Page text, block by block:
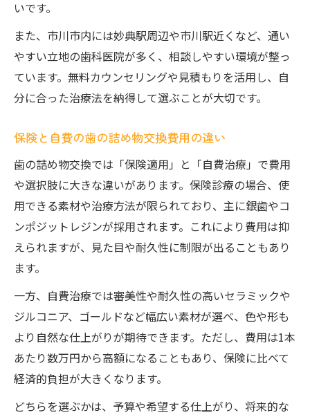
いです。
また、市川市内には妙典駅周辺や市川駅近くなど、通い
やすい立地の歯科医院が多く、相談しやすい環境が整っ
ています。無料カウンセリングや見積もりを活用し、自
分に合った治療法を納得して選ぶことが大切です。
保険と自費の歯の詰め物交換費用の違い
歯の詰め物交換では「保険適用」と「自費治療」で費用
や選択肢に大きな違いがあります。保険診療の場合、使
用できる素材や治療方法が限られており、主に銀歯やコ
ンポジットレジンが採用されます。これにより費用は抑
えられますが、見た目や耐久性に制限が出ることもあり
ます。
一方、自費治療では審美性や耐久性の高いセラミックや
ジルコニア、ゴールドなど幅広い素材が選べ、色や形も
より自然な仕上がりが期待できます。ただし、費用は1本
あたり数万円から高額になることもあり、保険に比べて
経済的負担が大きくなります。
どちらを選ぶかは、予算や希望する仕上がり、将来的な